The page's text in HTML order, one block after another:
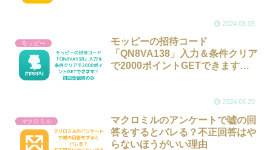
2024.08.05
モッピー
モッピーの招待コード
「QN8VA138」入力＆条件クリア
で2000ポイントGETできます！
2024.06.29
マクロミル
マクロミルのアンケートで嘘の回
答をするとバレる？不正回答はや
らないほうがいい理由